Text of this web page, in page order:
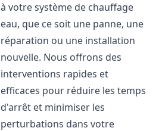
à votre système de chauffage
eau, que ce soit une panne, une
réparation ou une installation
nouvelle. Nous offrons des
interventions rapides et
efficaces pour réduire les temps
d'arrêt et minimiser les
perturbations dans votre